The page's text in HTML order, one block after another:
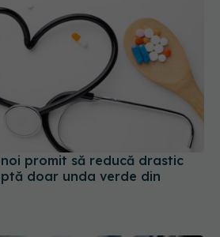
promit să reducă drastic
doar unda verde din